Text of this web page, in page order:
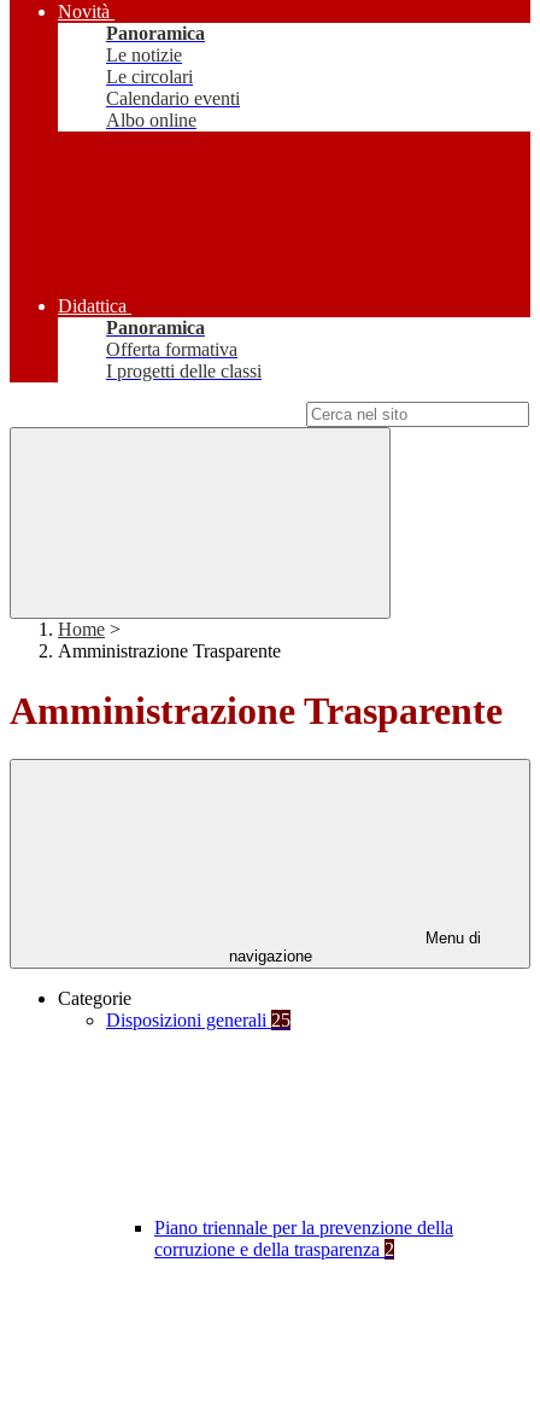
Novità
Panoramica
Le notizie
Le circolari
Calendario eventi
Albo online
Didattica
Panoramica
Offerta formativa
I progetti delle classi
Home >
Amministrazione Trasparente
Amministrazione Trasparente
Menu di
navigazione
Categorie
Disposizioni generali 25
Piano triennale per la prevenzione della
corruzione e della trasparenza 2